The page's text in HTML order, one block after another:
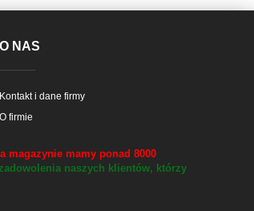
O NAS
Kontakt i dane firmy
O firmie
magazynie mamy ponad 8000
naszych klientów, którzy